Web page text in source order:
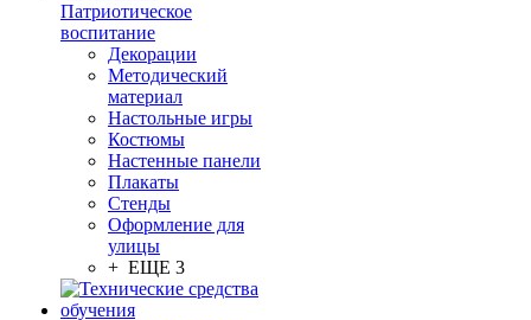
Патриотическое
воспитание
Декорации
Методический
материал
Настольные игры
Костюмы
Настенные панели
Плакаты
Стенды
Оформление для
улицы
+ ЕЩЕ 3